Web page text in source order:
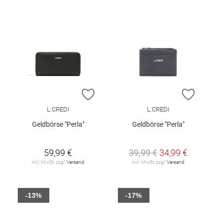
ZUR WUNSCHLISTE HINZUFÜGEN
L.CREDI
Geldbörse "Perla"
59,99 €
inkl. MwSt. zzgl. Versand
ZUR
L.CREDI
Geldbörse "Perla"
39,99 € 34,99 €
inkl. MwSt. zzgl. Versand
-13% -17%